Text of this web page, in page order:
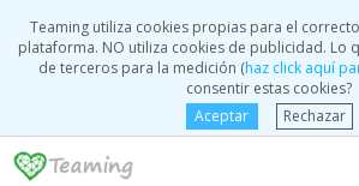
Teaming utiliza cookies propias para el
plataforma. NO utiliza cookies de publicidad. Lo
de terceros para la medición (haz click aquí
consentir estas cookies?
Aceptar
Rechazar